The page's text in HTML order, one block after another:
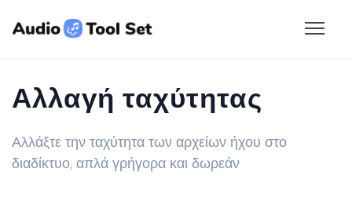
Αλλαγή ταχύτητας
Αλλάξτε την ταχύτητα των αρχείων ήχου στο
διαδίκτυο, απλά γρήγορα και δωρεάν